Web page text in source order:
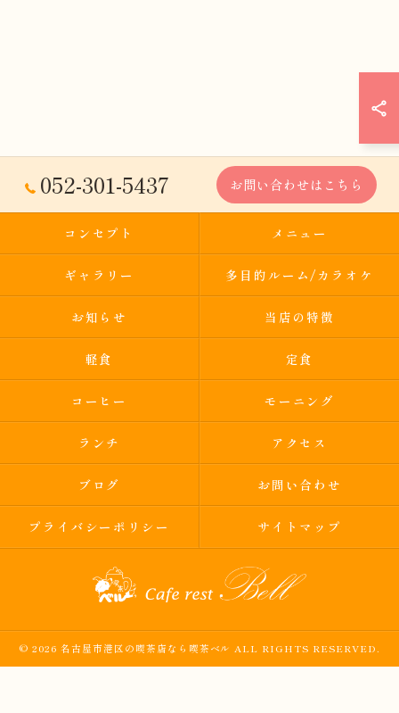
052-301-5437 お問い合わせはこちら
コンセプト メニュー
ギャラリー 多目的ルーム/カラオケ
お知らせ 当店の特徴
軽食 定食
コーヒー モーニング
ランチ アクセス
ブログ お問い合わせ
プライバシーポリシー サイトマップ
© 2026 名古屋市港区の喫茶店なら喫茶ベル ALL RIGHTS RESERVED.